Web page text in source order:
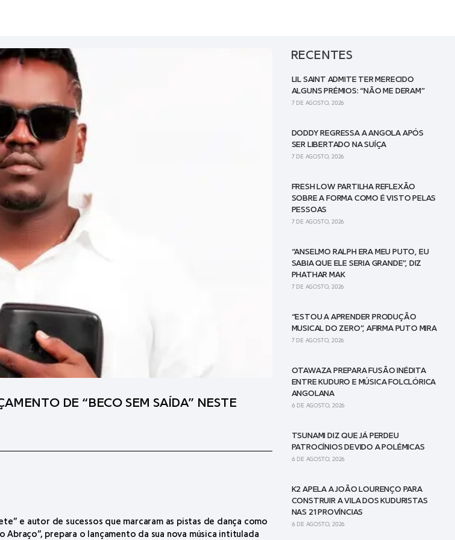
DE “BECO SEM SAÍDA” NESTE
e autor de sucessos que marcaram as pistas de dança como
Abraço”, prepara o lançamento da sua nova música intitulada
RECENTES
LIL SAINT ADMITE TER MERECIDO
ALGUNS PRÉMIOS: “NÃO ME DERAM”
7 DE AGOSTO, 2026
DODDY REGRESSA A ANGOLA APÓS
SER LIBERTADO NA SUÍÇA
7 DE AGOSTO, 2026
FRESH LOW PARTILHA REFLEXÃO
SOBRE A FORMA COMO É VISTO PELAS
PESSOAS
7 DE AGOSTO, 2026
“ANSELMO RALPH ERA MEU PUTO, EU
SABIA QUE ELE SERIA GRANDE”, DIZ
PHATHAR MAK
7 DE AGOSTO, 2026
“ESTOU A APRENDER PRODUÇÃO
MUSICAL DO ZERO”, AFIRMA PUTO MIRA
7 DE AGOSTO, 2026
OTAWAZA PREPARA FUSÃO INÉDITA
ENTRE KUDURO E MÚSICA FOLCLÓRICA
ANGOLANA
6 DE AGOSTO, 2026
TSUNAMI DIZ QUE JÁ PERDEU
PATROCÍNIOS DEVIDO A POLÉMICAS
6 DE AGOSTO, 2026
K2 APELA A JOÃO LOURENÇO PARA
CONSTRUIR A VILA DOS KUDURISTAS
NAS 21 PROVÍNCIAS
6 DE AGOSTO, 2026